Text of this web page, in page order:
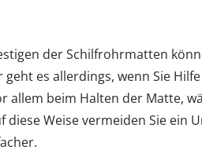
der Schilfrohrmatten
es allerdings, wenn Sie
allem beim Halten der Matte,
diese Weise vermeiden Sie ein